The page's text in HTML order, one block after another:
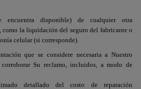
encuentra disponible) de cualquier otra
la liquidación del seguro del fabricante o
celular (si corresponde).
que se considere necesaria a Nuestro
Su reclamo, incluidos, a modo de
detallado del costo de reparación